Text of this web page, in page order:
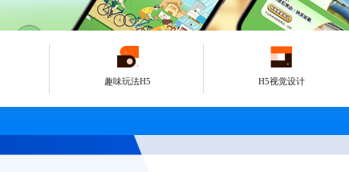
趣味玩法H5 H5视觉设计